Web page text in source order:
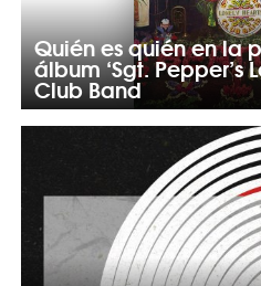
Quién es quién en la
álbum ‘Sgt. Pepper’s
Club Band